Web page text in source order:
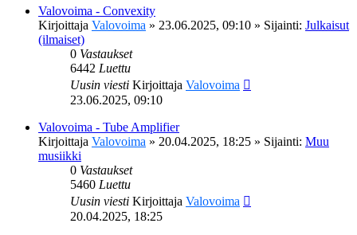
Valovoima - Convexity
Kirjoittaja Valovoima » 23.06.2025, 09:10 » Sijainti: Julkaisut
(ilmaiset)
0 Vastaukset
6442 Luettu
Uusin viesti Kirjoittaja Valovoima
23.06.2025, 09:10
Valovoima - Tube Amplifier
Kirjoittaja Valovoima » 20.04.2025, 18:25 » Sijainti: Muu
musiikki
0 Vastaukset
5460 Luettu
Uusin viesti Kirjoittaja Valovoima
20.04.2025, 18:25